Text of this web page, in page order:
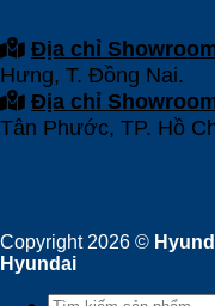
Địa chỉ
Hưng, T. Đồng Nai.
Địa chỉ
Tân Phước, TP. Hồ
Copyright 2026 ©
Hyundai